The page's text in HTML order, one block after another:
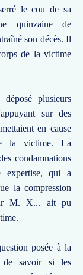
le cou de sa
quinzaine de
son décès. Il
de la victime
plusieurs
sur des
en cause
la victime. La
condamnations
expertise, qui a
la compression
M. X... ait pu
posée à la
de savoir si les